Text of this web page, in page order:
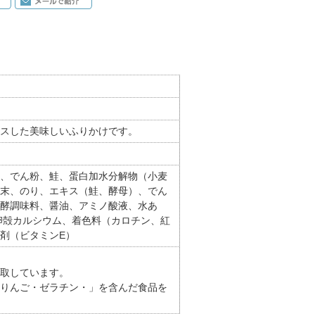
した美味しいふりかけです。
でん粉、鮭、蛋白加水分解物（小麦
、のり、エキス（鮭、酵母）、でん
調味料、醤油、アミノ酸液、水あ
カルシウム、着色料（カロチン、紅
（ビタミンE）
しています。
んご・ゼラチン・」を含んだ食品を